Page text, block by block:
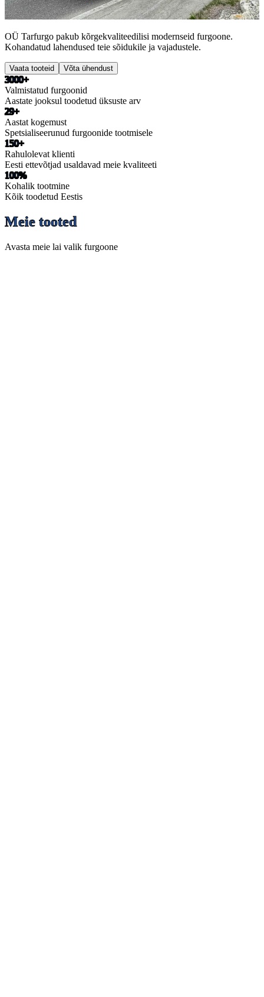
OÜ Tarfurgo pakub kõrgekvaliteedilisi modernseid furgoone.
Kohandatud lahendused teie sõidukile ja vajadustele.
Vaata tooteid Võta ühendust
3000+
Valmistatud furgoonid
Aastate jooksul toodetud üksuste arv
29+
Aastat kogemust
Spetsialiseerunud furgoonide tootmisele
150+
Rahulolevat klienti
Eesti ettevõtjad usaldavad meie kvaliteeti
100%
Kohalik tootmine
Kõik toodetud Eestis
Meie tooted
Avasta meie lai valik furgoone